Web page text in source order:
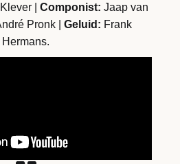
| Componist:Jaap van
Pronk |Geluid: Frank
Hermans.